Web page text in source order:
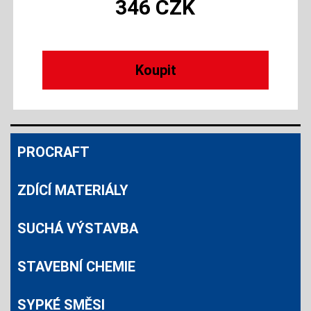
346 CZK
PROCRAFT
ZDÍCÍ MATERIÁLY
SUCHÁ VÝSTAVBA
STAVEBNÍ CHEMIE
SYPKÉ SMĚSI